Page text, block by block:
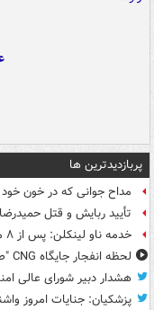
پربازدیدترین ها
مداح جوانی که در خون خود
تأیید ربایش و قتل
خدمه ناو لینکلن: پس از ۸ ماه حضور در دریا خسته و درمانده‌ شدیم
لحظه انفجار جایگاه CNG "صحنه" در دوربین مداربسته
هشدار دبیر شورای عالی
پزشکیان: جنایات امروز